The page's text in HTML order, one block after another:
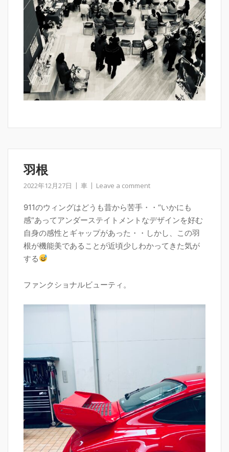
羽根
2022年12月27日 車 Leave a comment
911のウィングはどうも昔から苦手・・“いかにも
感“あってアンダーステイトメントなデザインを好む
自身の感性とギャップがあった・・しかし、この羽
根が機能美であることが近頃少しわかってきた気が
する
ファンクショナルビューティ。